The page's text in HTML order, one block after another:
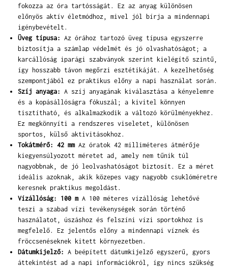
fokozza az óra tartósságát. Ez az anyag különösen
előnyös aktív életmódhoz, mivel jól bírja a mindennapi
igénybevételt.
Üveg típusa: Az órához tartozó üveg típusa egyszerre
biztosítja a számlap védelmét és jó olvashatóságot; a
karcállóság iparági szabványok szerint kielégítő szintű,
így hosszabb távon megőrzi esztétikáját. A kezelhetőség
szempontjából ez praktikus előny a napi használat során.
Szíj anyaga: A szíj anyagának kiválasztása a kényelemre
és a kopásállóságra fókuszál; a kivitel könnyen
tisztítható, és alkalmazkodik a változó körülményekhez.
Ez megkönnyíti a rendszeres viseletet, különösen
sportos, külső aktivitásokhoz.
Tokátmérő: 42 mmAz óratok 42 milliméteres átmérője
kiegyensúlyozott méretet ad, amely nem tűnik túl
nagyobbnak, de jó leolvashatóságot biztosít. Ez a méret
ideális azoknak, akik közepes vagy nagyobb csuklóméretre
keresnek praktikus megoldást.
Vízállóság: 100 mA 100 méteres vízállóság lehetővé
teszi a szabad vízi tevékenységek során történő
használatot, úszáshoz és felszíni vízi sportokhoz is
megfelelő. Ez jelentős előny a mindennapi víznek és
fröccsenéseknek kitett környezetben.
Dátumkijelző: A beépített dátumkijelző egyszerű, gyors
áttekintést ad a napi információkról, így nincs szükség